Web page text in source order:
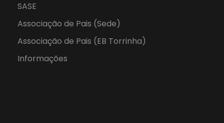
SASE
Associação de Pais (Sede)
Associação de Pais (EB Torrinha)
Informações